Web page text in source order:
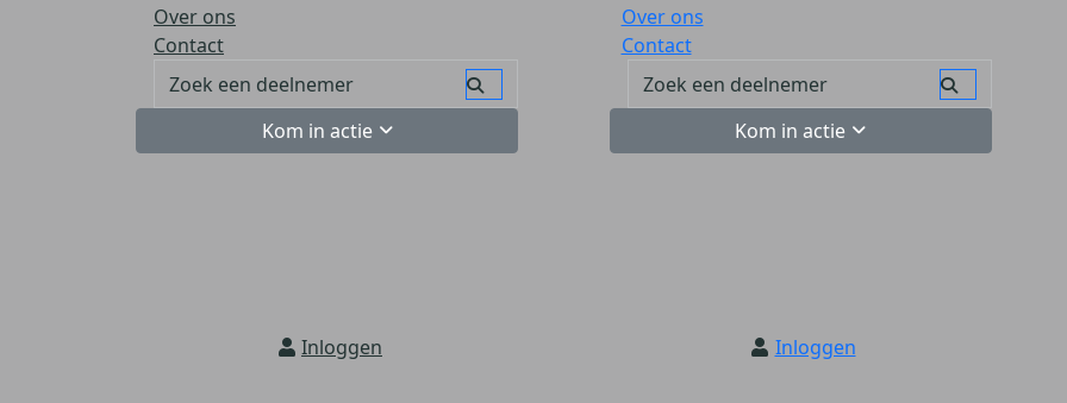
Over ons
Contact
Kom in actie
Inloggen
Over ons
Contact
Kom in actie
Inloggen